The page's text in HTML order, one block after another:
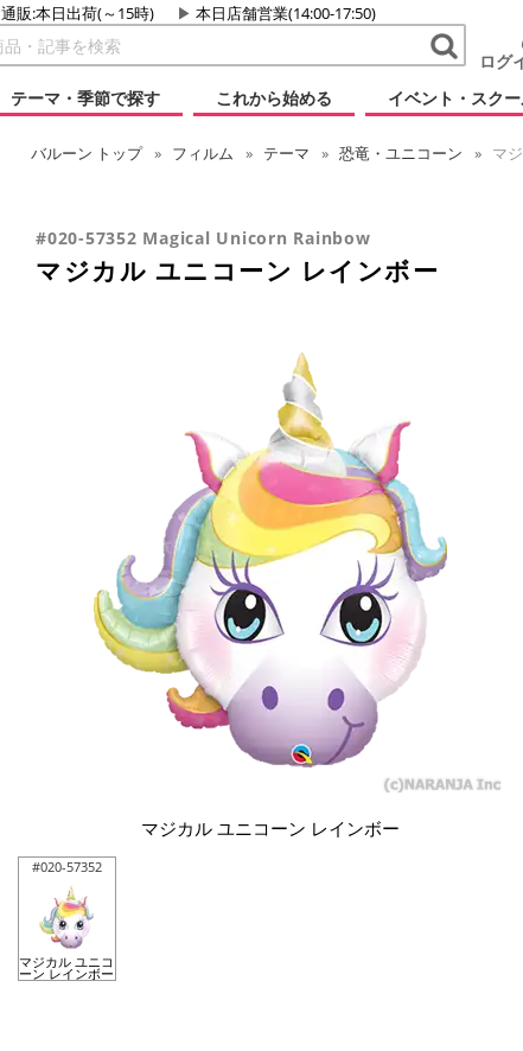
通販:本日出荷(～15時) 本日店舗営業(14:00-17:50)
ログ
テーマ・季節で探す
これから始める イベント・スク
バルーン トップ フィルム テーマ 恐竜・ユニコーン マ
#020-57352 Magical Unicorn Rainbow
マジカル ユニコーン レインボー
マジカル ユニコーン レインボー
#020-57352
マジカル ユニコ
ーン レインボー